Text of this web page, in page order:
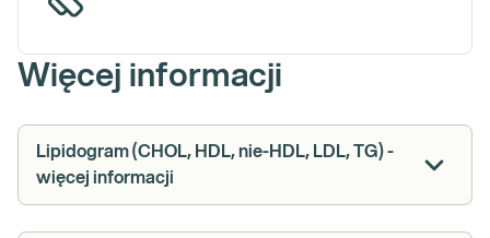
Więcej informacji
Lipidogram (CHOL, HDL, nie-HDL, LDL, TG) -
więcej informacji